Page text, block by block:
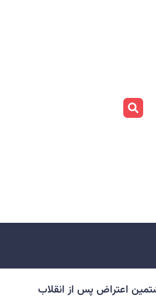
اعتراض پس از انقلاب